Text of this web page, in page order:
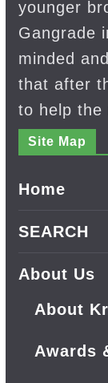
younger
Gangrade
minded
that after
to help the
Site Map
Home
SEARCH
About Us
About
Awards